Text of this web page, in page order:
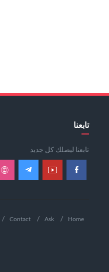
تابعنا
تابعنا ليصلك كل جديد
Home
Ask
Contact